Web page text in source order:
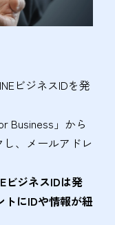
ビジネスIDを発
Business」から
し、メールアドレ
ビジネスIDは発
トにIDや情報が紐